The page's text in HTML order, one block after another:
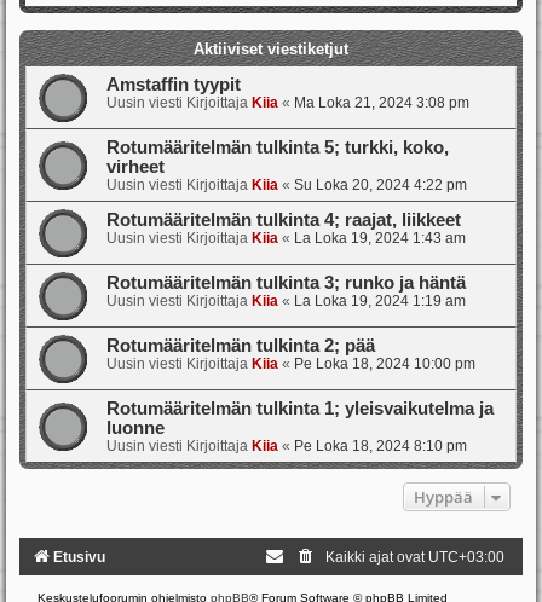
Aktiiviset viestiketjut
Amstaffin tyypit
Uusin viesti Kirjoittaja Kiia « Ma Loka 21, 2024 3:08 pm
Rotumääritelmän tulkinta 5; turkki, koko,
virheet
Uusin viesti Kirjoittaja Kiia « Su Loka 20, 2024 4:22 pm
Rotumääritelmän tulkinta 4; raajat, liikkeet
Uusin viesti Kirjoittaja Kiia « La Loka 19, 2024 1:43 am
Rotumääritelmän tulkinta 3; runko ja häntä
Uusin viesti Kirjoittaja Kiia « La Loka 19, 2024 1:19 am
Rotumääritelmän tulkinta 2; pää
Uusin viesti Kirjoittaja Kiia « Pe Loka 18, 2024 10:00 pm
Rotumääritelmän tulkinta 1; yleisvaikutelma ja
luonne
Uusin viesti Kirjoittaja Kiia « Pe Loka 18, 2024 8:10 pm
Hyppää
Etusivu Kaikki ajat ovat UTC+03:00
Keskustelufoorumin ohjelmisto phpBB® Forum Software © phpBB Limited